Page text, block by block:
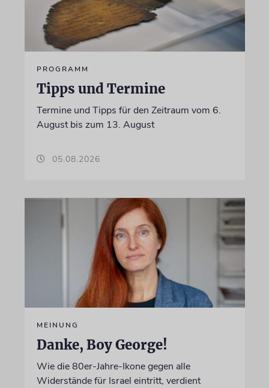
PROGRAMM
Tipps und Termine
Termine und Tipps für den Zeitraum vom 6.
August bis zum 13. August
05.08.2026
MEINUNG
Danke, Boy George!
Wie die 80er-Jahre-Ikone gegen alle
Widerstände für Israel eintritt, verdient